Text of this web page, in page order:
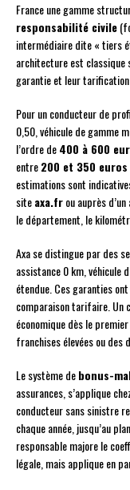
France une gamme
responsabilité civile
intermédiaire dite « tiers
architecture est classique
garantie et leur
Pour un conducteur de
0,50, véhicule de gamme
l’ordre de400 à 600
entre200 et 350 euros
estimations sont
siteaxa.frou auprès
le département, le
Axa se distingue par des
assistance 0 km, véhicule
étendue. Ces garanties
comparaison tarifaire. Un
économique dès le
franchises élevées ou des
Le système debonus-
assurances, s’applique
conducteur sans sinistre
chaque année, jusqu’au
responsable majore le
légale, mais applique en